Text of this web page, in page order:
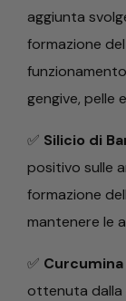
aggiunta
formazione
gengive, pelle
✅ Silicio di
positivo sulle
formazione
mantenere le
✅
ottenuta dalla